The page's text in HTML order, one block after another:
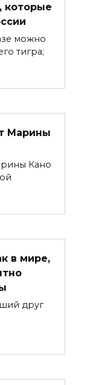
которые
можно
тигра;
Марины
Кано
в мире,
друг